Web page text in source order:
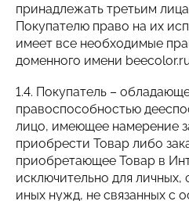
принадлежать третьим
Покупателю право на их
имеет все необходимые
доменного имени
1.4. Покупатель –
правоспособностью
лицо, имеющее намерение
приобрести Товар либо
приобретающее Товар в
исключительно для
иных нужд, не связанных с